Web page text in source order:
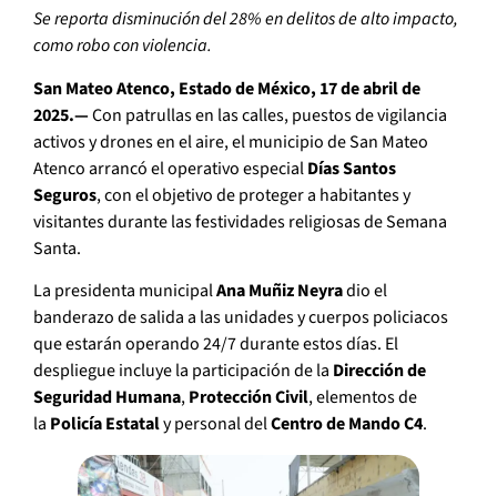
Se reporta disminución del 28% en delitos de alto impacto,
como robo con violencia.
San Mateo Atenco, Estado de México, 17 de abril de
2025.—Con patrullas en las calles, puestos de vigilancia
activos y drones en el aire, el municipio de San Mateo
Atenco arrancó el operativo especialDías Santos
Seguros, con el objetivo de proteger a habitantes y
visitantes durante las festividades religiosas de Semana
Santa.
La presidenta municipalAna Muñiz Neyradio el
banderazo de salida a las unidades y cuerpos policiacos
que estarán operando 24/7 durante estos días. El
despliegue incluye la participación de la Dirección de
Seguridad Humana,Protección Civil, elementos de
la Policía Estataly personal delCentro de Mando C4.